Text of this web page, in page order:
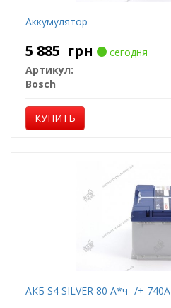
Аккумулятор
5 885 грн
сегодня
Артикул:
Bosch
КУПИТЬ
АКБ S4 SILVER 80 А*ч -/+ 740A